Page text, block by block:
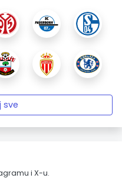
sve
i X-u.